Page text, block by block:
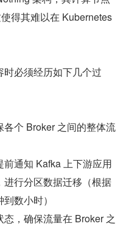
得其难以在 Kubernetes
必须经历如下几个过
个 Broker 之间的整体流
通知 Kafka 上下游应用
行分区数据迁移（根据
数小时）
，确保流量在 Broker 之